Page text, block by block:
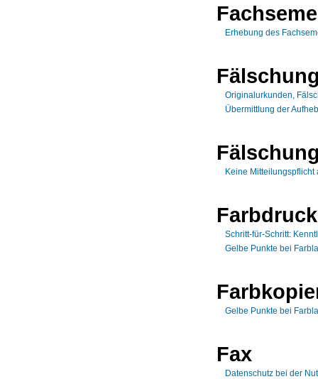
Erhebung des
Originalurkunden,
Übermittlung der
Keine
Schritt-für-Schritt:
Gelbe Punkte bei
Gelbe Punkte bei
Fax
Datenschutz bei der